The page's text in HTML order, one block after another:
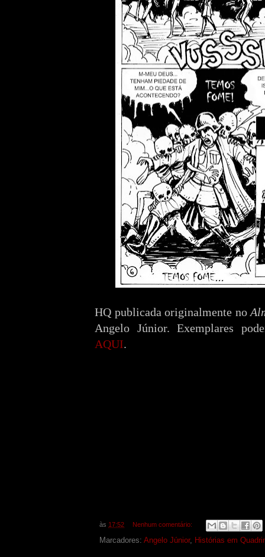
HQ publicada originalmente no
Angelo Júnior. Exemplares
AQUI.
às 17:52 Nenhum comentário:
Marcadores: Angelo Júnior, Histórias em